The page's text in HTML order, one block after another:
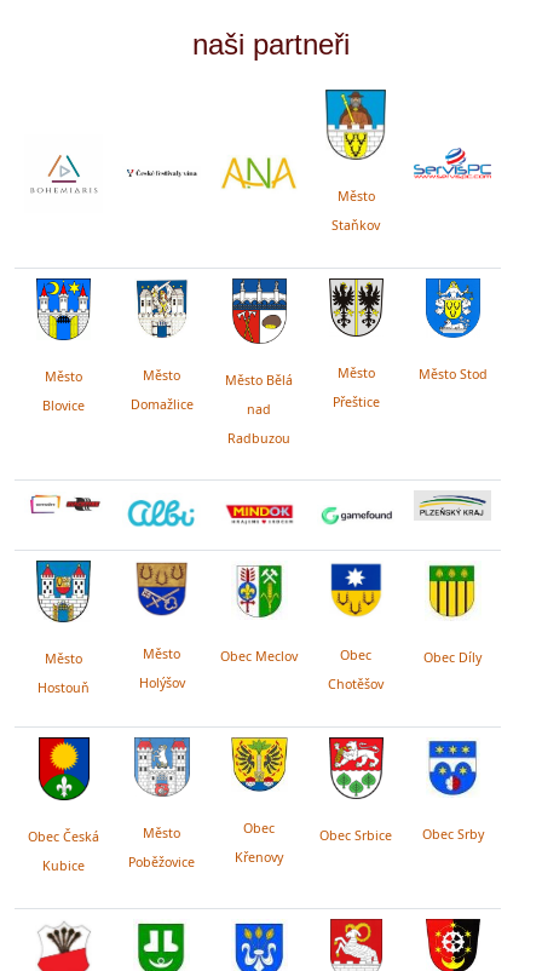
naši partneři
Město
Staňkov
Město
Blovice
Město
Domažlice
Město Bělá
nad
Radbuzou
Město
Přeštice
Město Stod
Město
Hostouň
Město
Holýšov
Obec Meclov
Obec
Chotěšov
Obec Díly
Obec Česká
Kubice
Město
Poběžovice
Obec
Křenovy
Obec Srbice Obec Srby